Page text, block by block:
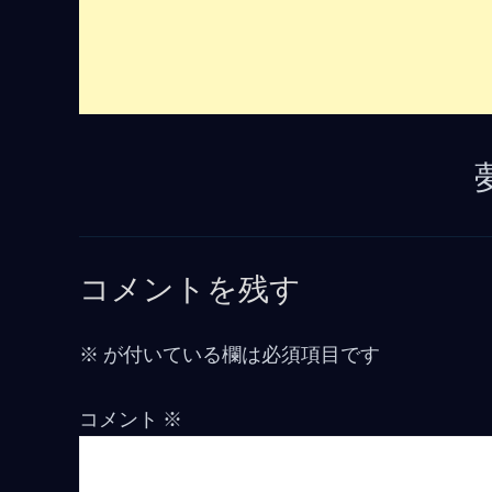
コメントを残す
※ が付いている欄は必須項目です
コメント ※